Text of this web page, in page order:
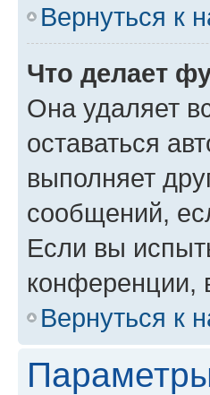
Вернуться к
Что делает
Она удаляет
оставаться
выполняет
сообщений,
Если вы
конференции,
Вернуться к